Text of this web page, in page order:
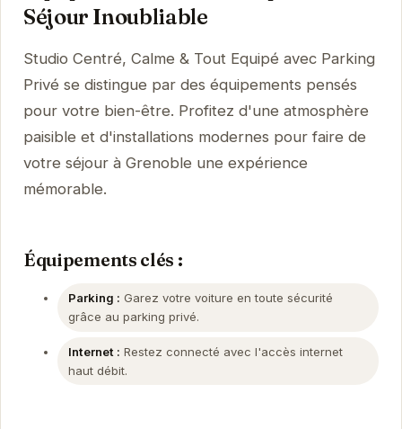
Séjour Inoubliable
Studio Centré, Calme & Tout Equipé avec Parking
Privé se distingue par des équipements pensés
pour votre bien-être. Profitez d'une atmosphère
paisible et d'installations modernes pour faire de
votre séjour à Grenoble une expérience
mémorable.
Équipements clés :
Parking : Garez votre voiture en toute sécurité
grâce au parking privé.
Internet : Restez connecté avec l'accès internet
haut débit.